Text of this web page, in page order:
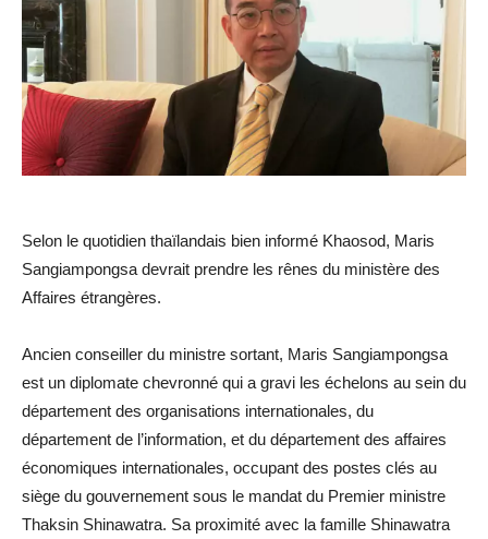
Selon le quotidien thaïlandais bien informé Khaosod, Maris
Sangiampongsa devrait prendre les rênes du ministère des
Affaires étrangères.
Ancien conseiller du ministre sortant, Maris Sangiampongsa
est un diplomate chevronné qui a gravi les échelons au sein du
département des organisations internationales, du
département de l’information, et du département des affaires
économiques internationales, occupant des postes clés au
siège du gouvernement sous le mandat du Premier ministre
Thaksin Shinawatra. Sa proximité avec la famille Shinawatra